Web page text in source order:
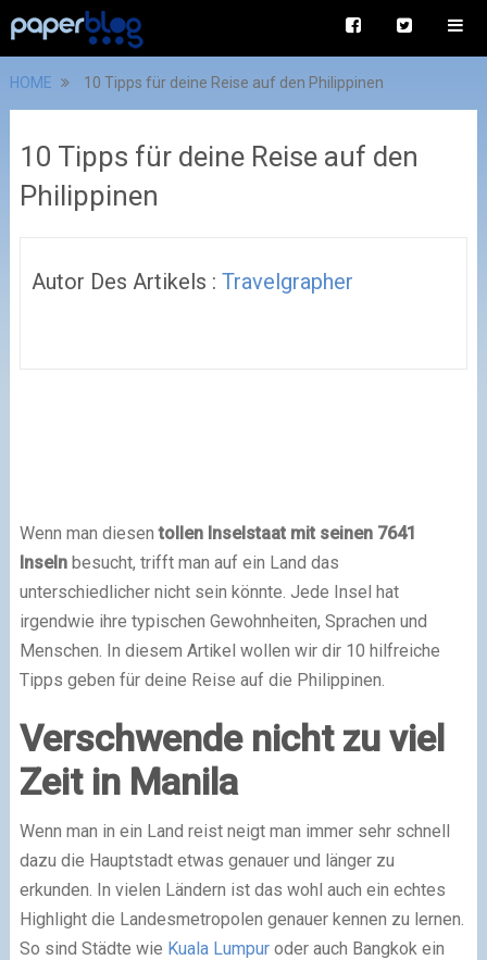
HOME 10 Tipps für deine Reise auf den Philippinen
10 Tipps für deine Reise auf den
Philippinen
Autor Des Artikels : Travelgrapher
Wenn man diesen tollen Inselstaat mit seinen 7641
Inselnbesucht, trifft man auf ein Land das
unterschiedlicher nicht sein könnte. Jede Insel hat
irgendwie ihre typischen Gewohnheiten, Sprachen und
Menschen. In diesem Artikel wollen wir dir 10 hilfreiche
Tipps geben für deine Reise auf die Philippinen.
Verschwende nicht zu viel
Zeit in Manila
Wenn man in ein Land reist neigt man immer sehr schnell
dazu die Hauptstadt etwas genauer und länger zu
erkunden. In vielen Ländern ist das wohl auch ein echtes
Highlight die Landesmetropolen genauer kennen zu lernen.
So sind Städte wie Kuala Lumpuroder auch Bangkok ein